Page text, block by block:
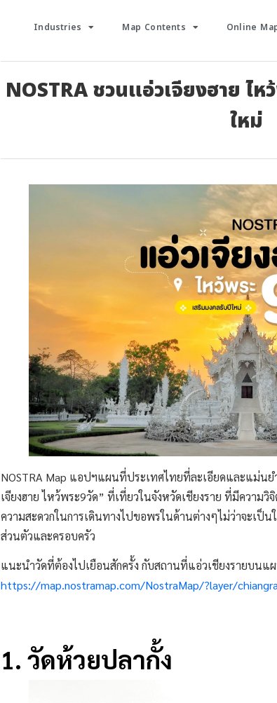
Industries Map Contents Online
NOSTRA ชวนแอ่วเจียงฮาย ไ
ใหม่
NOSTRA Map แอปฯแผนที่ประเทศไทยที่ละเอียดและแม่
เจียงฮาย ไหว้พระ9วัด” ที่เที่ยวในจังหวัดเชียงราย ที่มีความ
ความสะดวกในการเดินทางไปขอพรในด้านต่างๆไม่ว่าจะเป็
ส่วนตัวและครอบครัว
แนะนำวัดที่ต้องไปเยือนสักครั้ง กับสถานที่แอ่วเชียงรายบนแผ
https://map.nostramap.com/NostraMap/?layer/
1. วัดห้วยปลากั้ง